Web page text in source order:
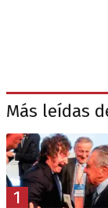
Más leídas
1